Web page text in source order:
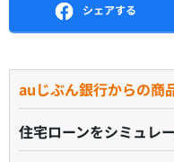
シェアする
auじぶん銀行からの商
住宅ローンをシミュレ